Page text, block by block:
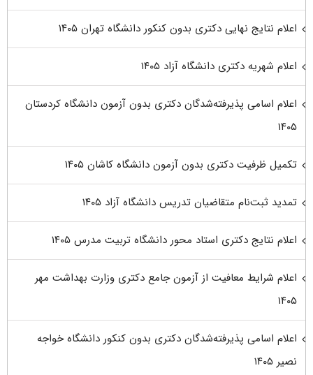
اعلام نتایج نهایی دکتری بدون کنکور دانشگاه تهران ۱۴۰۵
اعلام شهریه دکتری دانشگاه آزاد ۱۴۰۵
اعلام اسامی پذیرفته‌شدگان دکتری بدون آزمون دانشگاه کردستان
۱۴۰۵
تکمیل ظرفیت دکتری بدون آزمون دانشگاه کاشان ۱۴۰۵
تمدید ثبت‌نام متقاضیان تدریس دانشگاه آزاد ۱۴۰۵
اعلام نتایج دکتری استاد محور دانشگاه تربیت مدرس ۱۴۰۵
اعلام شرایط معافیت از آزمون جامع دکتری وزارت بهداشت مهر
۱۴۰۵
اعلام اسامی پذیرفته‌شدگان دکتری بدون کنکور دانشگاه خواجه
نصیر ۱۴۰۵